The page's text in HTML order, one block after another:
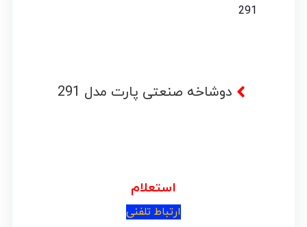
دوشاخه صنعتی پارت مدل 291
استعلام
ارتباط تلفنی